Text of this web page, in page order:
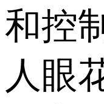
和控
人眼